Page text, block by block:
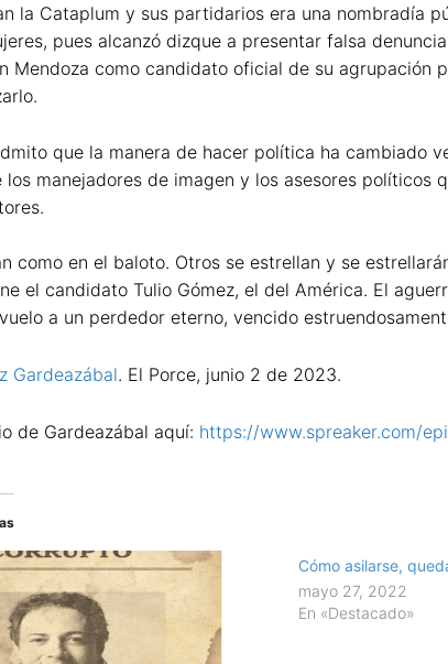
la Cataplum y sus partidarios era una nombradía
pues alcanzó dizque a presentar falsa
Mendoza como candidato oficial de su
que la manera de hacer política ha cambiado
los manejadores de imagen y los asesores
como en el baloto. Otros se estrellan y se
el candidato Tulio Gómez, el del América. El
a un perdedor eterno, vencido
Gardeazábal. El Porce, junio 2 de 2023.
de Gardeazábal aquí: https://www.spreaker.com/
Cómo asilarse,
mayo 27, 2022
En «Destacado»